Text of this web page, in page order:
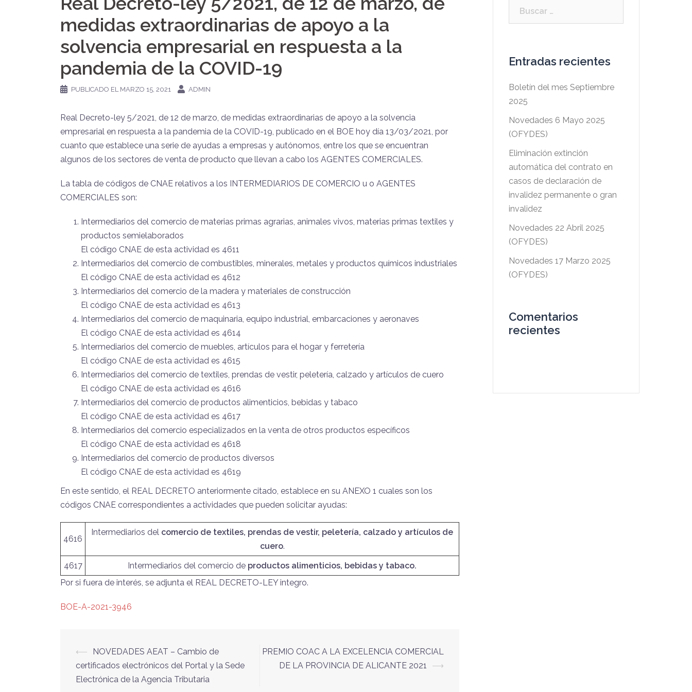
medidas extraordinarias de apoyo a la
solvencia empresarial en respuesta a la
pandemia de la COVID-19
PUBLICADO EL MARZO 15, 2021 ADMIN
Real Decreto-ley 5/2021, de 12 de marzo, de medidas extraordinarias de apoyo a la solvencia
empresarial en respuesta a la pandemia de la COVID-19, publicado en el BOE hoy día 13/03/2021, por
cuanto que establece una serie de ayudas a empresas y autónomos, entre los que se encuentran
algunos de los sectores de venta de producto que llevan a cabo los AGENTES COMERCIALES.
La tabla de códigos de CNAE relativos a los INTERMEDIARIOS DE COMERCIO u o AGENTES
COMERCIALES son:
Intermediarios del comercio de materias primas agrarias, animales vivos, materias primas textiles y
productos semielaborados
El código CNAE de esta actividad es 4611
Intermediarios del comercio de combustibles, minerales, metales y productos químicos industriales
El código CNAE de esta actividad es 4612
Intermediarios del comercio de la madera y materiales de construcción
El código CNAE de esta actividad es 4613
Intermediarios del comercio de maquinaria, equipo industrial, embarcaciones y aeronaves
El código CNAE de esta actividad es 4614
Intermediarios del comercio de muebles, artículos para el hogar y ferretería
El código CNAE de esta actividad es 4615
Intermediarios del comercio de textiles, prendas de vestir, peletería, calzado y artículos de cuero
El código CNAE de esta actividad es 4616
Intermediarios del comercio de productos alimenticios, bebidas y tabaco
El código CNAE de esta actividad es 4617
Intermediarios del comercio especializados en la venta de otros productos específicos
El código CNAE de esta actividad es 4618
Intermediarios del comercio de productos diversos
El código CNAE de esta actividad es 4619
En este sentido, el REAL DECRETO anteriormente citado, establece en su ANEXO 1 cuales son los
códigos CNAE correspondientes a actividades que pueden solicitar ayudas:
4616
Intermediarios del comercio de textiles, prendas de vestir, peletería, calzado y artículos de
cuero.
4617
Intermediarios del comercio de productos alimenticios, bebidas y tabaco.
Por si fuera de interés, se adjunta el REAL DECRETO-LEY integro.
BOE-A-2021-3946
Navegación
de
⟵
NOVEDADES AEAT – Cambio de
certificados electrónicos del Portal y la Sede
Electrónica de la Agencia Tributaria
PREMIO COAC A LA EXCELENCIA COMERCIAL
DE LA PROVINCIA DE ALICANTE 2021
⟶
Entradas recientes
Boletín del mes Septiembre
2025
Novedades 6 Mayo 2025
(OFYDES)
Eliminación extinción
automática del contrato en
casos de declaración de
invalidez permanente o gran
invalidez
Novedades 22 Abril 2025
(OFYDES)
Novedades 17 Marzo 2025
(OFYDES)
Comentarios
recientes